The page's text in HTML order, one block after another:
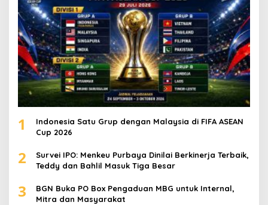
1
Indonesia Satu Grup dengan Malaysia di FIFA ASEAN
Cup 2026
2
Survei IPO: Menkeu Purbaya Dinilai Berkinerja Terbaik,
Teddy dan Bahlil Masuk Tiga Besar
3
BGN Buka PO Box Pengaduan MBG untuk Internal,
Mitra dan Masyarakat